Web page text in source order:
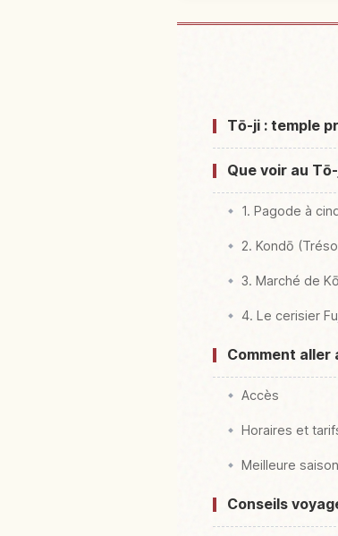
Tō-ji : temple
Que voir au
1. Pagode à
2. Kondō
3. Marché de
4. Le cerisier
Comment
Accès
Horaires et
Meilleure
Conseils